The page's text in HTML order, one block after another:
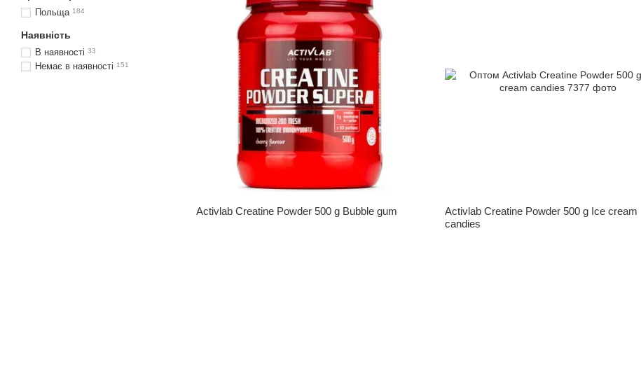
Activlab Creatine Powder 500 g Bubble gum
Activlab Creatine Powder 500 g Ice cream
candies
Польща 184
Наявність
В наявності 33
Немає в наявності 151